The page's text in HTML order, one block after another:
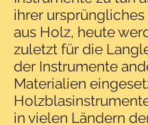
ihrer ursprüngliches
aus Holz, heute
zuletzt für die
der Instrumente
Materialien
in vielen Ländern